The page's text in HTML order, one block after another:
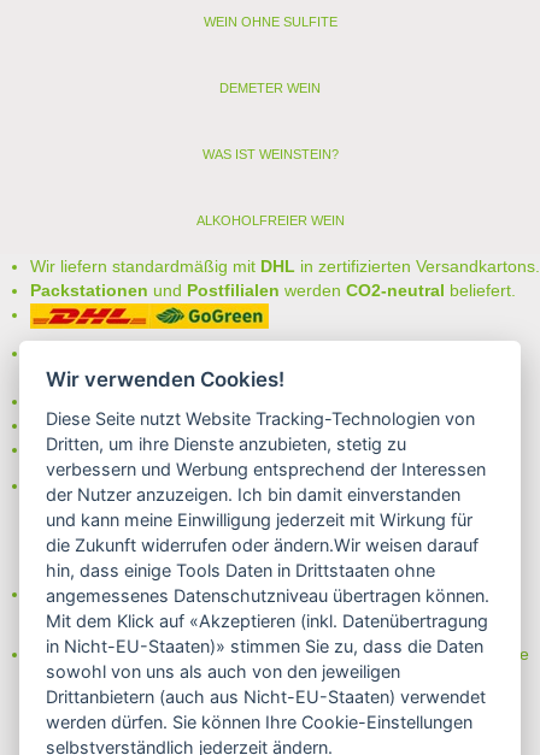
WEIN OHNE SULFITE
DEMETER WEIN
WAS IST WEINSTEIN?
ALKOHOLFREIER WEIN
Wir liefern standardmäßig mit DHL in zertifizierten Versandkartons.
Packstationen und Postfilialen werden CO2-neutral beliefert.
auswählen:
- Rechnung
- Lastschrift/Bankeinzug
Das Internetsiegel "GEPRÜFTER SHOP – Sicher einkaufen":
Partner von:
Wine in Moderation - bewußt genießen
Erfahren Sie mehr über Biowein in unserem Blog oder Folgen Sie
uns!
Blog
Facebook
Wir verwenden Cookies!
Diese Seite nutzt Website Tracking-Technologien von
Dritten, um ihre Dienste anzubieten, stetig zu
verbessern und Werbung entsprechend der Interessen
der Nutzer anzuzeigen. Ich bin damit einverstanden
und kann meine Einwilligung jederzeit mit Wirkung für
die Zukunft widerrufen oder ändern.Wir weisen darauf
hin, dass einige Tools Daten in Drittstaaten ohne
angemessenes Datenschutzniveau übertragen können.
Mit dem Klick auf «Akzeptieren (inkl. Datenübertragung
in Nicht-EU-Staaten)» stimmen Sie zu, dass die Daten
sowohl von uns als auch von den jeweiligen
Drittanbietern (auch aus Nicht-EU-Staaten) verwendet
werden dürfen. Sie können Ihre Cookie-Einstellungen
selbstverständlich jederzeit ändern.